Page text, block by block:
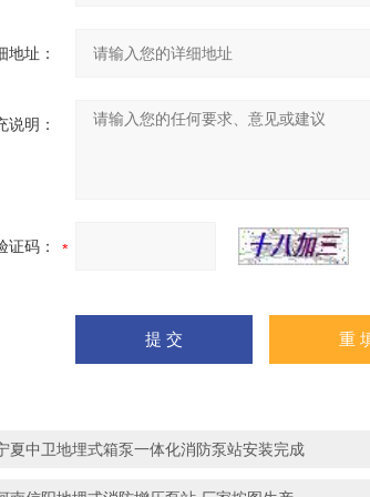
地址：
说明：
证码：
夏中卫地埋式箱泵一体化消防泵站安装完成